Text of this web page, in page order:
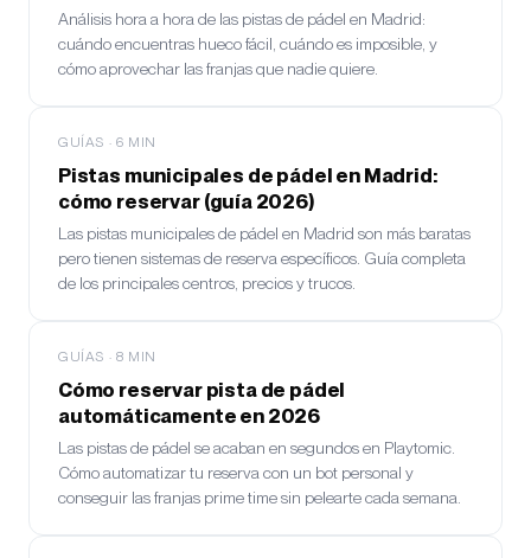
Análisis hora a hora de las pistas de pádel en Madrid:
cuándo encuentras hueco fácil, cuándo es imposible, y
cómo aprovechar las franjas que nadie quiere.
GUÍAS · 6 MIN
Pistas municipales de pádel en Madrid:
cómo reservar (guía 2026)
Las pistas municipales de pádel en Madrid son más baratas
pero tienen sistemas de reserva específicos. Guía completa
de los principales centros, precios y trucos.
GUÍAS · 8 MIN
Cómo reservar pista de pádel
automáticamente en 2026
Las pistas de pádel se acaban en segundos en Playtomic.
Cómo automatizar tu reserva con un bot personal y
conseguir las franjas prime time sin pelearte cada semana.